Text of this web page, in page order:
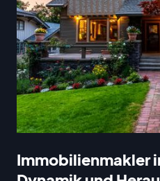
Immobilienmakler